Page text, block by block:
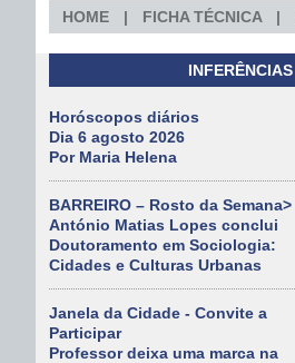
HOME FICHA TÉCNICA
INFERÊNCIAS
Horóscopos diários
Dia 6 agosto 2026
Por Maria Helena
BARREIRO – Rosto da Semana>
António Matias Lopes conclui
Doutoramento em Sociologia:
Cidades e Culturas Urbanas
Janela da Cidade - Convite a
Participar
Professor deixa uma marca na